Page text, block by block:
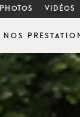
PHOTOS VIDÉOS
NOS